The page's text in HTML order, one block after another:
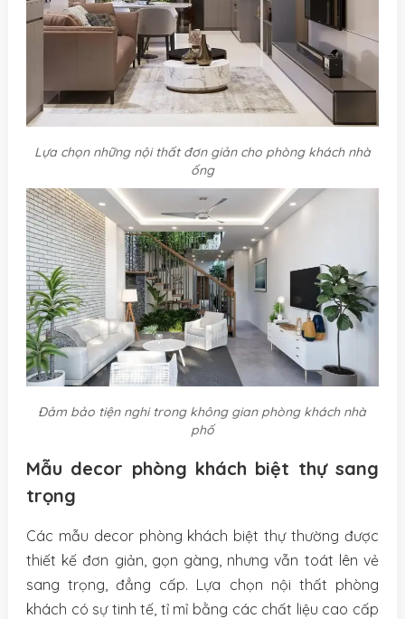
Lựa chọn những nội thất đơn giản cho phòng khách nhà
ống
Đảm bảo tiện nghi trong không gian phòng khách nhà
phố
Mẫu decor phòng khách biệt thự sang
trọng
Các mẫu decor phòng khách biệt thự thường được
thiết kế đơn giản, gọn gàng, nhưng vẫn toát lên vẻ
sang trọng, đẳng cấp. Lựa chọn nội thất phòng
khách có sự tinh tế, tỉ mỉ bằng các chất liệu cao cấp